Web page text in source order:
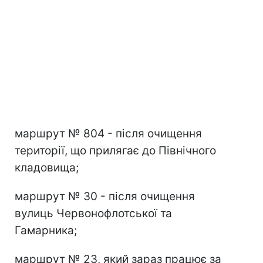
маршрут № 804 - після очищення
території, що прилягає до Північного
кладовища;
маршрут № 30 - після очищення
вулиць Червонофлотської та
Гамарника;
маршрут № 23, який зараз працює за